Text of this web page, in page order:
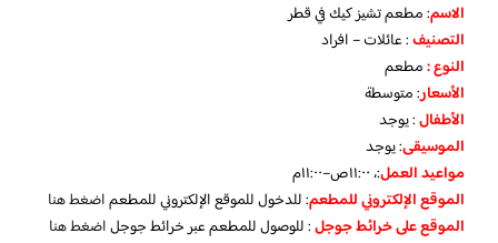
الاسم: مطعم تشيز كيك في قطر
التصنيف: عائلات – افراد
النوع :مطعم
الأسعار:متوسطة
الأطفال:يوجد
الموسيقى:يوجد
مواعيد العمل:، ١١:٠٠ص–١١:٠٠م
الموقع الإلكتروني للمطعم: للدخول للموقع الإلكتروني للمطعماضغط هنا
الموقع على خرائط جوجل: للوصول للمطعم عبر خرائط جوجلاضغط هنا